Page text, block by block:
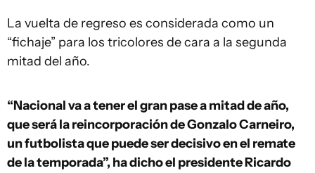
La vuelta de regreso es considerada como un
“fichaje” para los tricolores de cara a la segunda
mitad del año.
“Nacional va a tener el gran pase a mitad de año,
que será la reincorporación de Gonzalo Carneiro,
un futbolista que puede ser decisivo en el remate
de la temporada”, ha dicho el presidente Ricardo